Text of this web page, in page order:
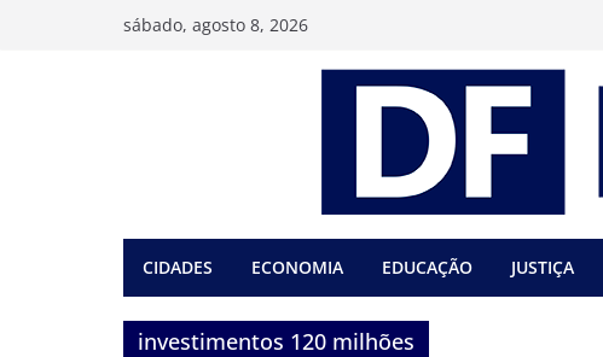
sábado, agosto 8, 2026
CIDADES ECONOMIA EDUCAÇÃO JUSTIÇA
investimentos 120 milhões